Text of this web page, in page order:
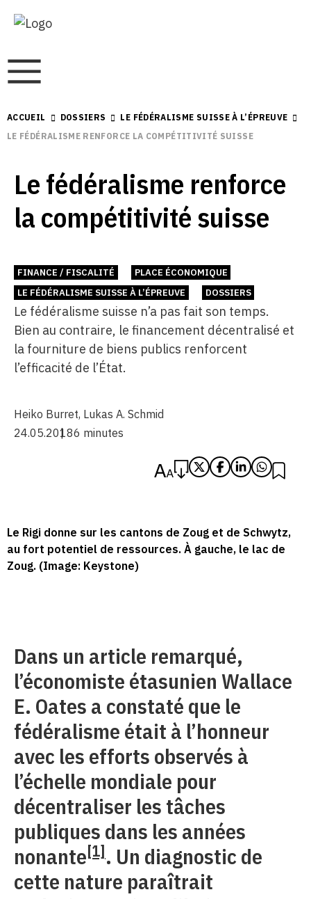
ACCUEIL DOSSIERS
LE FÉDÉRALISME SUISSE À L’ÉPREUVE
LE FÉDÉRALISME RENFORCE LA COMPÉTITIVITÉ SUISSE
Le fédéralisme renforce
la compétitivité suisse
FINANCE / FISCALITÉ
PLACE ÉCONOMIQUE
LE FÉDÉRALISME SUISSE À L’ÉPREUVE
DOSSIERS
Le fédéralisme suisse n’a pas fait son temps.
Bien au contraire, le financement décentralisé et
la fourniture de biens publics renforcent
l’efficacité de l’État.
Heiko Burret, Lukas A. Schmid
24.05.20186 minutes
Le Rigi donne sur les cantons de Zoug et de Schwytz,
au fort potentiel de ressources. À gauche, le lac de
Zoug. (Image: Keystone)
Dans un article remarqué,
l’économiste étasunien Wallace
E. Oates a constaté que le
fédéralisme était à l’honneur
avec les efforts observés à
l’échelle mondiale pour
décentraliser les tâches
publiques dans les années
nonante[1]. Un diagnostic de
cette nature paraîtrait